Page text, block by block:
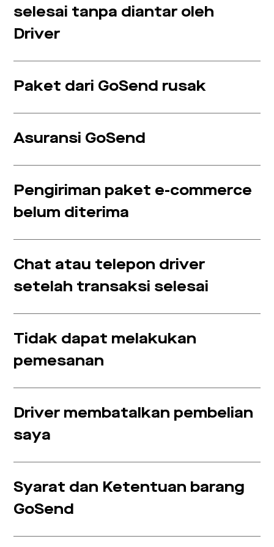
selesai tanpa diantar oleh
Driver
Paket dari GoSend rusak
Asuransi GoSend
Pengiriman paket e-commerce
belum diterima
Chat atau telepon driver
setelah transaksi selesai
Tidak dapat melakukan
pemesanan
Driver membatalkan pembelian
saya
Syarat dan Ketentuan barang
GoSend